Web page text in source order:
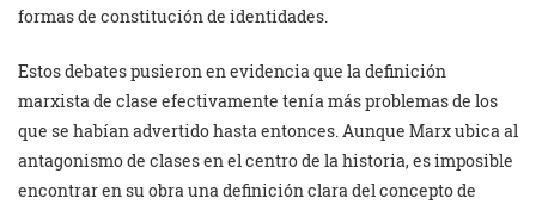
formas de constitución de identidades.
Estos debates pusieron en evidencia que la definición
marxista de clase efectivamente tenía más problemas de los
que se habían advertido hasta entonces. Aunque Marx ubica al
antagonismo de clases en el centro de la historia, es imposible
encontrar en su obra una definición clara del concepto de